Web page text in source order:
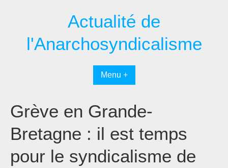
Actualité de
l'Anarchosyndicalisme
Menu +
Grève en Grande-
Bretagne : il est temps
pour le syndicalisme de